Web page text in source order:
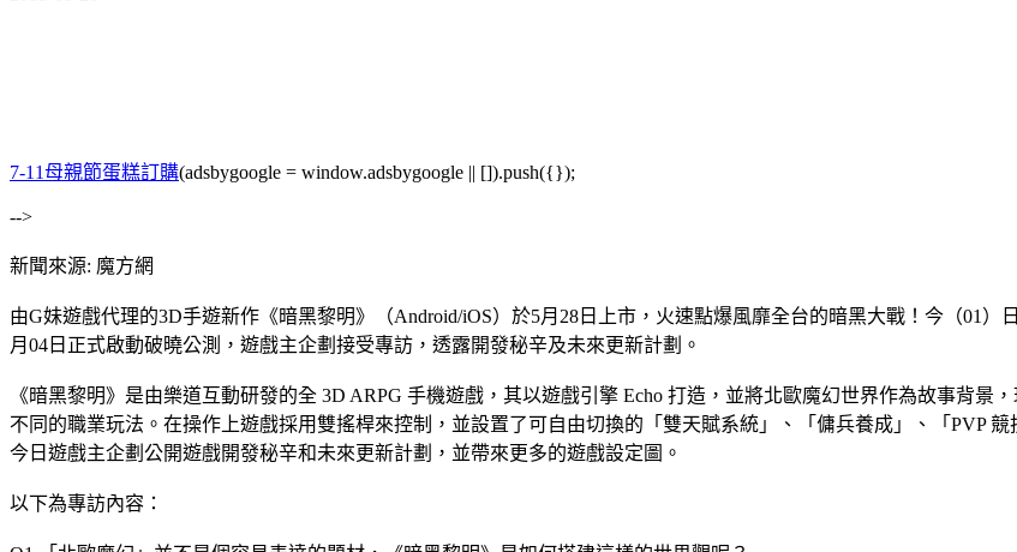
7-11母親節蛋糕訂購(adsbygoogle = window.adsbygoogle || []).push({});
-->
新聞來源: 魔方網
由G妹遊戲代理的3D手遊新作《暗黑黎明》（Android/iOS）於5月28日上市，火速點爆風靡全台的暗黑大戰！今（01
月04日正式啟動破曉公測，遊戲主企劃接受專訪，透露開發秘辛及未來更新計劃。
《暗黑黎明》是由樂道互動研發的全 3D ARPG 手機遊戲，其以遊戲引擎 Echo 打造，並將北歐魔幻世界作為故事背
不同的職業玩法。在操作上遊戲採用雙搖桿來控制，並設置了可自由切換的「雙天賦系統」、「傭兵養成」、「PVP
今日遊戲主企劃公開遊戲開發秘辛和未來更新計劃，並帶來更多的遊戲設定圖。
以下為專訪內容：